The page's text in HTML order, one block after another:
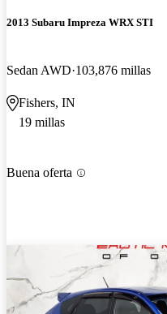
2013 Subaru Impreza WRX STI
Sedan AWD 103,876 millas
Fishers, IN
19 millas
Buena oferta